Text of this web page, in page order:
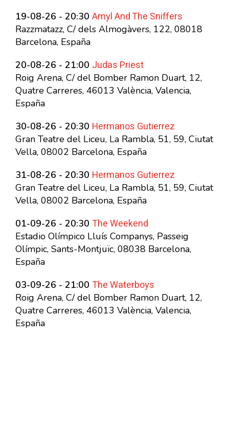
19-08-26 - 20:30 Amyl And The Sniffers
Razzmatazz, C/ dels Almogàvers, 122, 08018
Barcelona, España
20-08-26 - 21:00 Judas Priest
Roig Arena, C/ del Bomber Ramon Duart, 12,
Quatre Carreres, 46013 València, Valencia,
España
30-08-26 - 20:30 Hermanos Gutierrez
Gran Teatre del Liceu, La Rambla, 51, 59, Ciutat
Vella, 08002 Barcelona, España
31-08-26 - 20:30 Hermanos Gutierrez
Gran Teatre del Liceu, La Rambla, 51, 59, Ciutat
Vella, 08002 Barcelona, España
01-09-26 - 20:30 The Weekend
Estadio Olímpico Lluís Companys, Passeig
Olímpic, Sants-Montjuïc, 08038 Barcelona,
España
03-09-26 - 21:00 The Waterboys
Roig Arena, C/ del Bomber Ramon Duart, 12,
Quatre Carreres, 46013 València, Valencia,
España